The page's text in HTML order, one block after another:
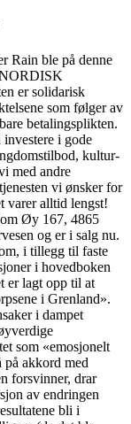
Rain ble på denne
er solidarisk
som følger av
betalingsplikten.
i gode
kultur-
med andre
vi ønsker for
varer alltid lengst!
Øy 167, 4865
og er i salg nu.
i tillegg til faste
i hovedboken
er lagt opp til at
i Grenland».
i dampet
som «emosjonelt
på akkord med
forsvinner, drar
av endringen
bli i